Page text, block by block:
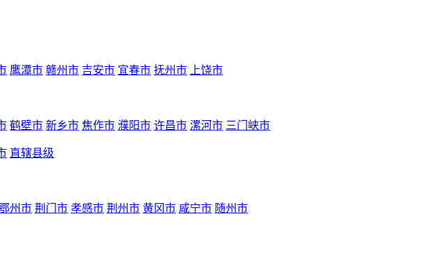
鹰潭市 赣州市 吉安市 宜春市 抚州市 上饶市
鹤壁市 新乡市 焦作市 濮阳市 许昌市 漯河市 三门峡市
直辖县级
州市 荆门市 孝感市 荆州市 黄冈市 咸宁市 随州市